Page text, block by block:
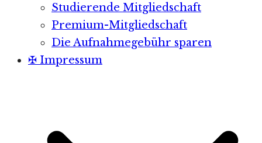
Studierende Mitgliedschaft
Premium-Mitgliedschaft
Die Aufnahmegebühr sparen
✠ Impressum